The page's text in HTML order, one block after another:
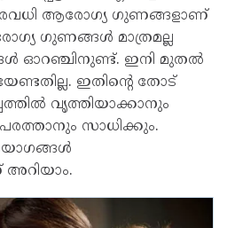
ആരോഗ്യ ഗുണങ്ങളാണ്
ഗുണങ്ങൾ മാത്രമല്ല
ഓറഞ്ചിനുണ്ട്. ഇനി മുതൽ
ഇതിന്റെ തോട്
വൃത്തിയാക്കാനും
സാധിക്കും.